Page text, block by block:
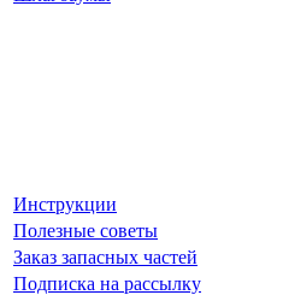
Инструкции
Полезные советы
Заказ запасных частей
Подписка на рассылку